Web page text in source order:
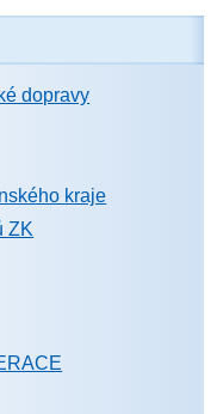
dopravy
kraje
ZK